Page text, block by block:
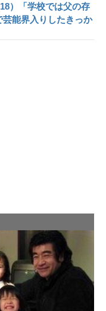
）「学校では父の存
能界入りしたきっか